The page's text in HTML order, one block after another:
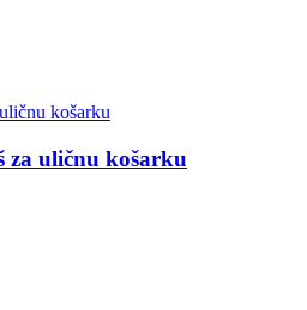
za uličnu košarku